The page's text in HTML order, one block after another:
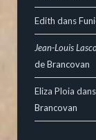
Edith dans
Jean-Louis
de Brancovan
Eliza Ploia dans
Brancovan